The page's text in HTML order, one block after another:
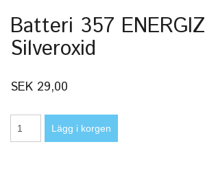
Batteri 357
Silveroxid
SEK 29,00